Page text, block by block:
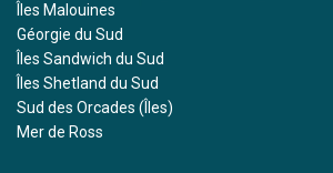
Îles Malouines
Géorgie du Sud
Îles Sandwich du Sud
Îles Shetland du Sud
Sud des Orcades (Îles)
Mer de Ross